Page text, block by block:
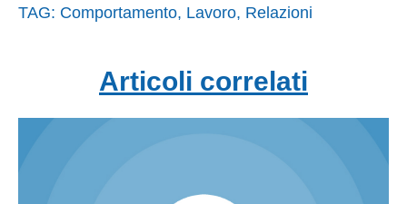
TAG: Comportamento, Lavoro, Relazioni
Articoli correlati